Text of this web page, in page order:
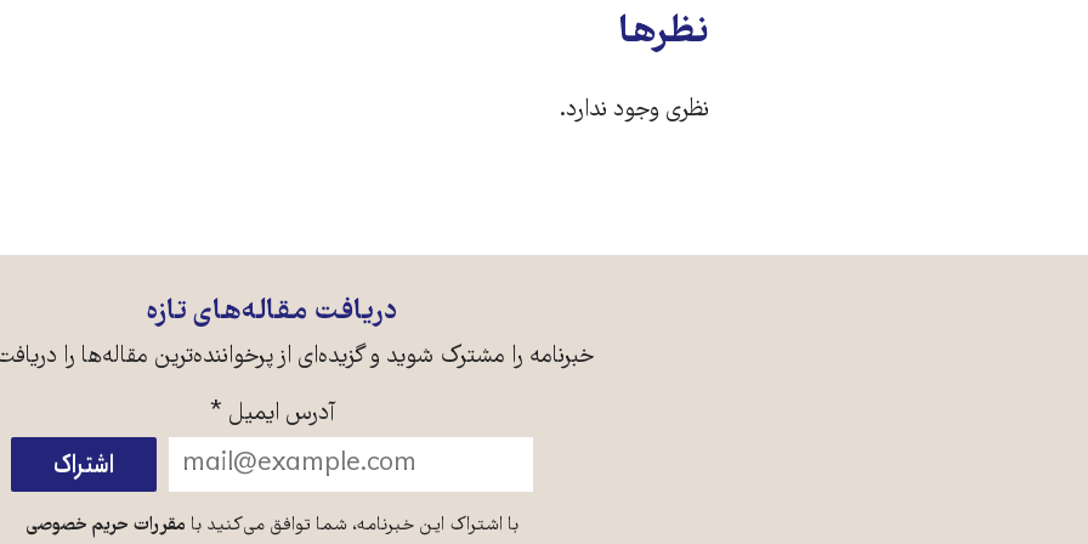
نظرها
نظری وجود ندارد.
دریافت مقاله‌های تازه
خبرنامه را مشترک شوید و گزیده‌ای از پرخواننده‌ترین مقاله‌ها را
آدرس ایمیل *
با اشتراک این خبرنامه، شما توافق می‌کنید با مقررات حریم خصوصی